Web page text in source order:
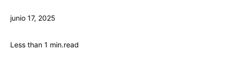
junio 17, 2025
Less than 1 min.read